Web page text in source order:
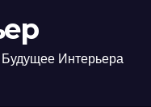
Интерьера